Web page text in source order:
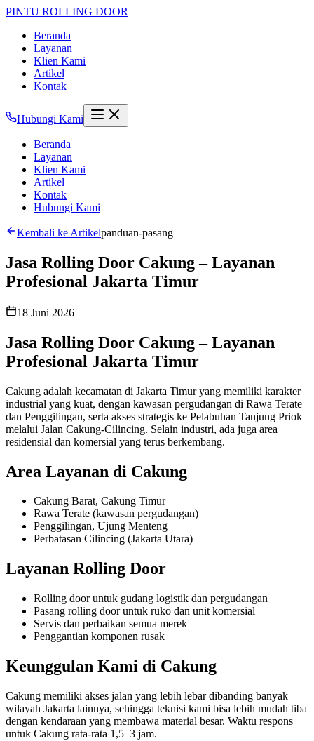
PINTU ROLLING DOOR
Beranda
Layanan
Klien Kami
Artikel
Kontak
Hubungi Kami
Beranda
Layanan
Klien Kami
Artikel
Kontak
Hubungi Kami
Kembali ke Artikelpanduan-pasang
Jasa Rolling Door Cakung – Layanan
Profesional Jakarta Timur
18 Juni 2026
Jasa Rolling Door Cakung – Layanan
Profesional Jakarta Timur
Cakung adalah kecamatan di Jakarta Timur yang memiliki karakter
industrial yang kuat, dengan kawasan pergudangan di Rawa Terate
dan Penggilingan, serta akses strategis ke Pelabuhan Tanjung Priok
melalui Jalan Cakung-Cilincing. Selain industri, ada juga area
residensial dan komersial yang terus berkembang.
Area Layanan di Cakung
Cakung Barat, Cakung Timur
Rawa Terate (kawasan pergudangan)
Penggilingan, Ujung Menteng
Perbatasan Cilincing (Jakarta Utara)
Layanan Rolling Door
Rolling door untuk gudang logistik dan pergudangan
Pasang rolling door untuk ruko dan unit komersial
Servis dan perbaikan semua merek
Penggantian komponen rusak
Keunggulan Kami di Cakung
Cakung memiliki akses jalan yang lebih lebar dibanding banyak
wilayah Jakarta lainnya, sehingga teknisi kami bisa lebih mudah tiba
dengan kendaraan yang membawa material besar. Waktu respons
untuk Cakung rata-rata 1,5–3 jam.